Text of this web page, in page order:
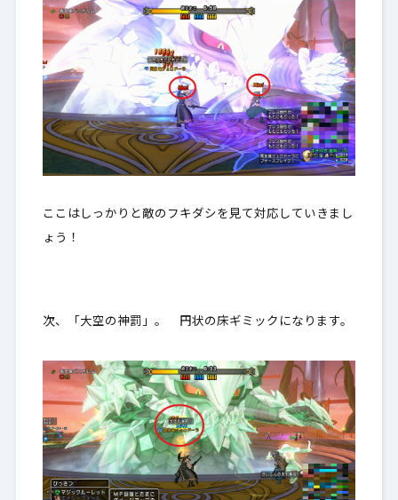
ここはしっかりと敵のフキダシを見て対応していきまし
ょう！
次、「大空の神罰」。 円状の床ギミックになります。